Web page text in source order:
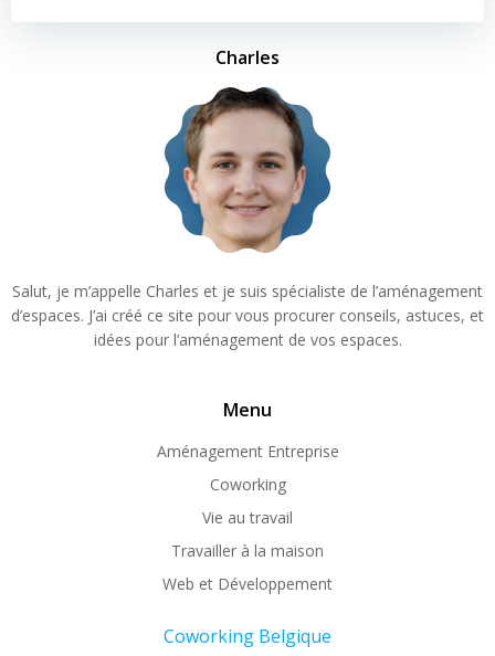
Charles
Salut, je m’appelle Charles et je suis spécialiste de l’aménagement
d’espaces. J’ai créé ce site pour vous procurer conseils, astuces, et
idées pour l’aménagement de vos espaces.
Menu
Aménagement Entreprise
Coworking
Vie au travail
Travailler à la maison
Web et Développement
Coworking Belgique